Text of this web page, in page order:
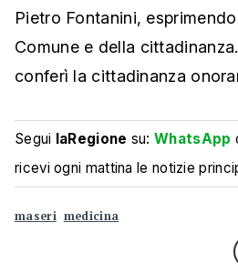
Pietro Fontanini,
Comune e della
conferì la cittadinanza
Segui laRegione su:WhatsApp
ricevi ogni mattina le notizie
maseri medicina